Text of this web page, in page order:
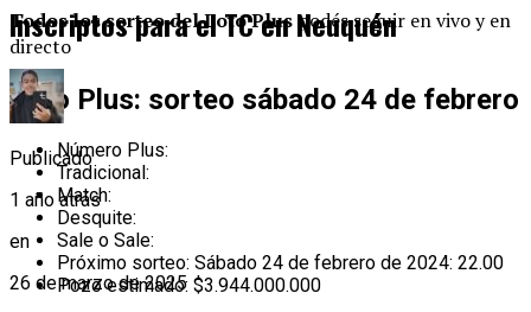
Todos los sorteo del Loto Pluspodés seguir en vivo y en
directo
Loto Plus: sorteo sábado 24 de febrero
Número Plus:
Tradicional:
Match:
Desquite:
Sale o Sale:
Próximo sorteo: Sábado 24 de febrero de 2024: 22.00
Pozo estimado: $3.944.000.000
Inscriptos para el TC en Neuquén
Publicado
1 año atrás
en
26 de marzo de 2025